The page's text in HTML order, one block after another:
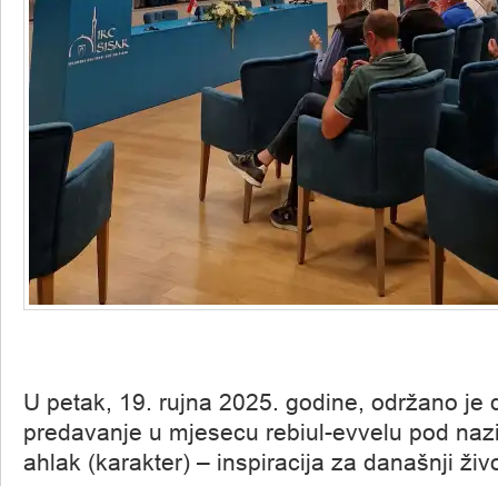
U petak, 19. rujna 2025. godine, održano je
predavanje u mjesecu rebiul-evvelu pod
ahlak (karakter) – inspiracija za današnji